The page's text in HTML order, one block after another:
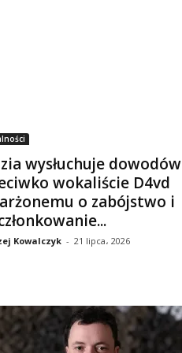
wysłuchuje dowodów
wokaliście D4vd
o zabójstwo i
Kowalczyk - 21 lipca، 2026